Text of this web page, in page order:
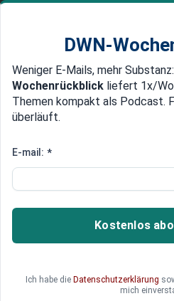
Newsticker MEIN DWN:
Edelmetalle DWN-
Experten-
beim Aufbau
Teams – sie
man ein dysfunktionales
DWN-
Weniger E-Mails, mehr
Wochenrückblick liefert 1x/
Themen kompakt als Podcast.
überläuft.
E-mail: *
Kostenlos
Ich habe die Datenschutzerklärung
mich